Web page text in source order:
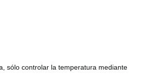
sólo controlar la temperatura mediante